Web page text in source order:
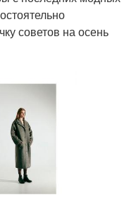
советов на осень